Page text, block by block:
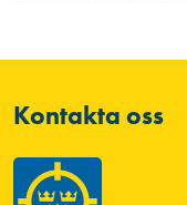
Kontakta oss